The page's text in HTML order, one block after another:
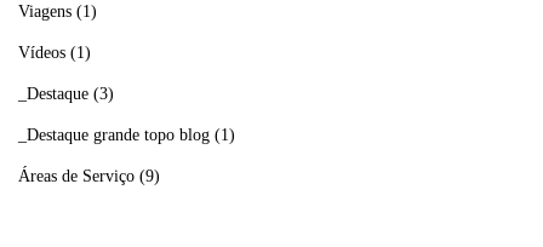
Viagens (1)
Vídeos (1)
_Destaque (3)
_Destaque grande topo blog (1)
Áreas de Serviço (9)